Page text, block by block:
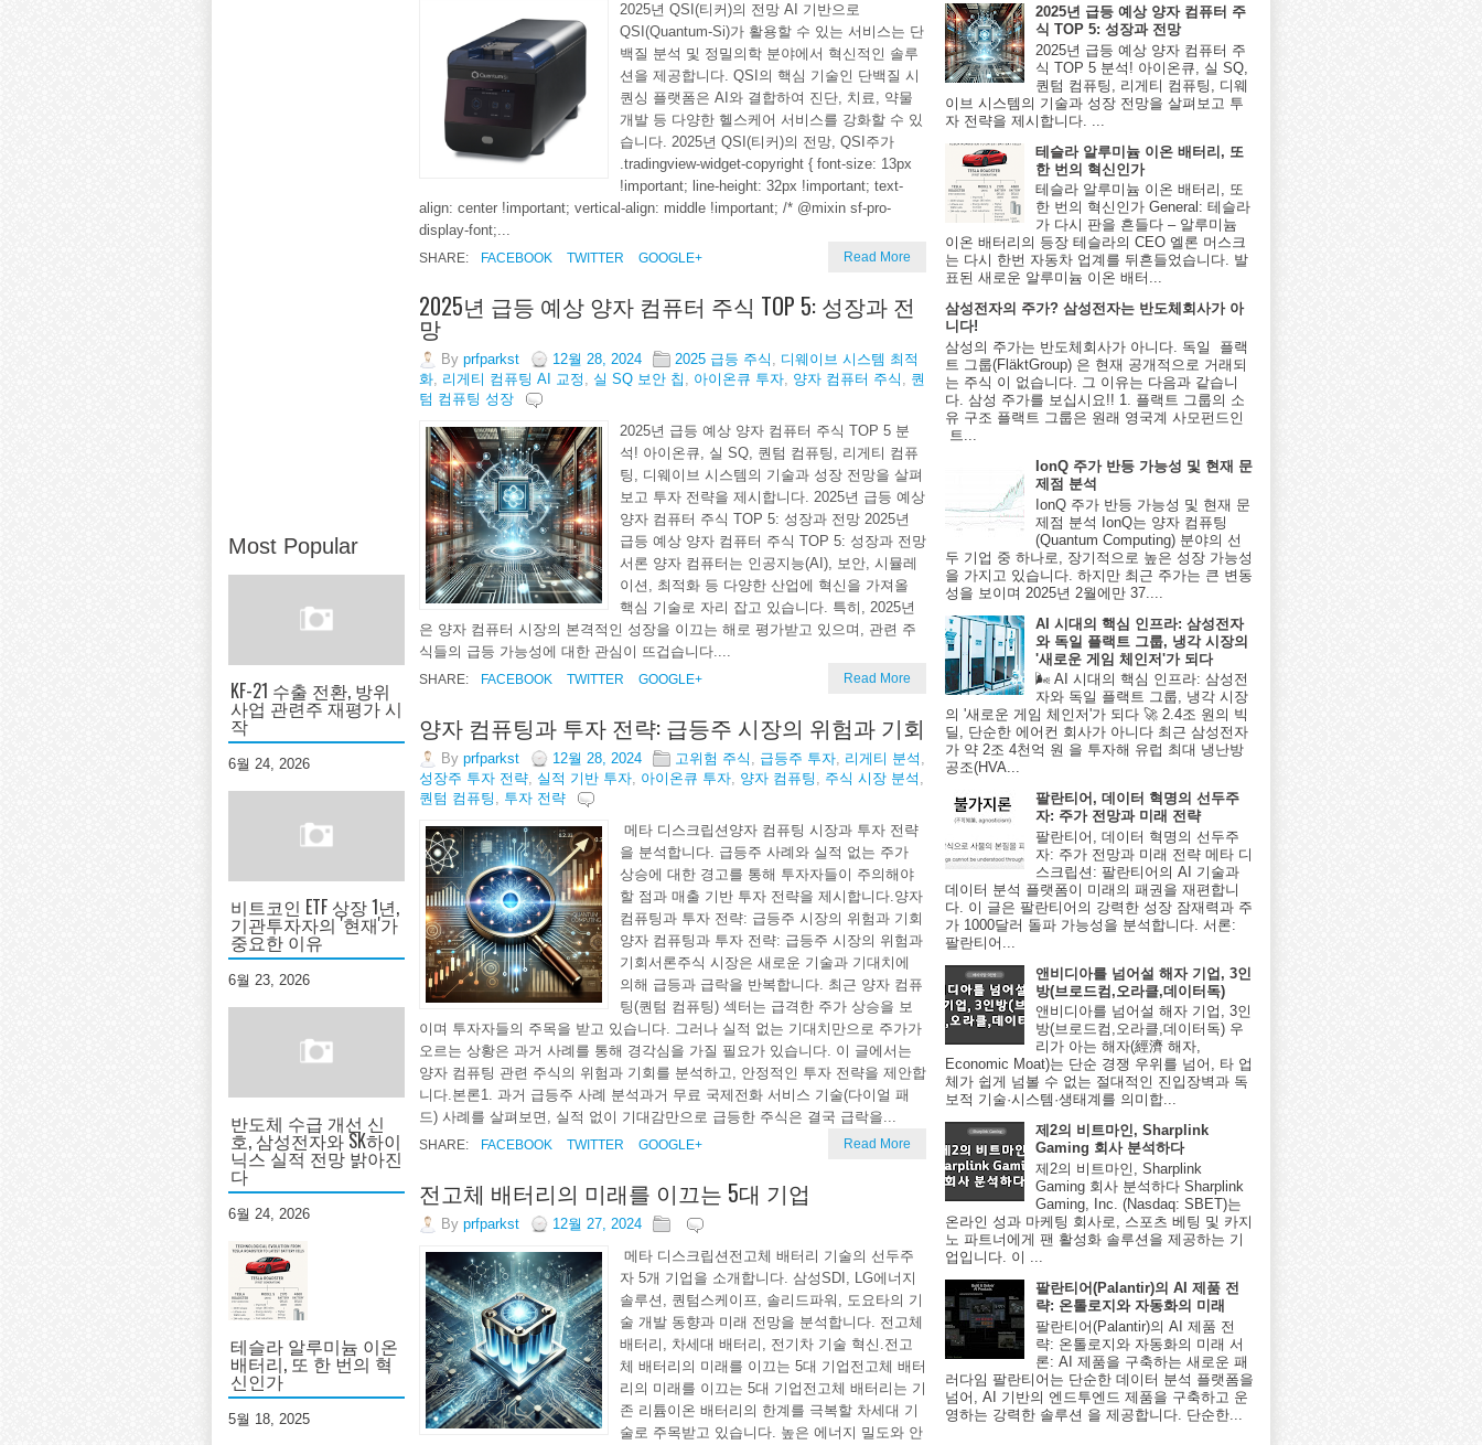
Most Popular
KF-21 수출 전환, 방위
사업 관련주 재평가 시
작
6월 24, 2026
비트코인 ETF 상장 1년,
기관투자자의 '현재'가
중요한 이유
6월 23, 2026
반도체 수급 개선 신
호, 삼성전자와 SK하이
닉스 실적 전망 밝아진
다
6월 24, 2026
테슬라 알루미늄 이온
배터리, 또 한 번의 혁
신인가
5월 18, 2025
2025년 QSI(티커)의 전망 AI 기반으로
QSI(Quantum-Si)가 활용할 수 있는 서비스는 단
백질 분석 및 정밀의학 분야에서 혁신적인 솔루
션을 제공합니다. QSI의 핵심 기술인 단백질 시
퀀싱 플랫폼은 AI와 결합하여 진단, 치료, 약물
개발 등 다양한 헬스케어 서비스를 강화할 수 있
습니다. 2025년 QSI(티커)의 전망, QSI주가
.tradingview-widget-copyright { font-size: 13px
!important; line-height: 32px !important; text-
align: center !important; vertical-align: middle !important; /* @mixin sf-pro-
display-font;...
SHARE: FACEBOOK TWITTER GOOGLE+ Read More
2025년 급등 예상 양자 컴퓨터 주식 TOP 5: 성장과 전
망
By prfparkst 12월 28, 2024 2025 급등 주식 , 디웨이브 시스템 최적
화, 리게티 컴퓨팅 AI 교정 , 실 SQ 보안 칩 , 아이온큐 투자, 양자 컴퓨터 주식 , 퀀
텀 컴퓨팅 성장
2025년 급등 예상 양자 컴퓨터 주식 TOP 5 분
석! 아이온큐, 실 SQ, 퀀텀 컴퓨팅, 리게티 컴퓨
팅, 디웨이브 시스템의 기술과 성장 전망을 살펴
보고 투자 전략을 제시합니다. 2025년 급등 예상
양자 컴퓨터 주식 TOP 5: 성장과 전망 2025년
급등 예상 양자 컴퓨터 주식 TOP 5: 성장과 전망
서론 양자 컴퓨터는 인공지능(AI), 보안, 시뮬레
이션, 최적화 등 다양한 산업에 혁신을 가져올
핵심 기술로 자리 잡고 있습니다. 특히, 2025년
은 양자 컴퓨터 시장의 본격적인 성장을 이끄는 해로 평가받고 있으며, 관련 주
식들의 급등 가능성에 대한 관심이 뜨겁습니다....
SHARE: FACEBOOK TWITTER GOOGLE+ Read More
양자 컴퓨팅과 투자 전략: 급등주 시장의 위험과 기회
By prfparkst 12월 28, 2024 고위험 주식 , 급등주 투자, 리게티 분석 ,
성장주 투자 전략, 실적 기반 투자, 아이온큐 투자, 양자 컴퓨팅 , 주식 시장 분석 ,
퀀텀 컴퓨팅 , 투자 전략
메타 디스크립션양자 컴퓨팅 시장과 투자 전략
을 분석합니다. 급등주 사례와 실적 없는 주가
상승에 대한 경고를 통해 투자자들이 주의해야
할 점과 매출 기반 투자 전략을 제시합니다.양자
컴퓨팅과 투자 전략: 급등주 시장의 위험과 기회
양자 컴퓨팅과 투자 전략: 급등주 시장의 위험과
기회서론주식 시장은 새로운 기술과 기대치에
의해 급등과 급락을 반복합니다. 최근 양자 컴퓨
팅(퀀텀 컴퓨팅) 섹터는 급격한 주가 상승을 보
이며 투자자들의 주목을 받고 있습니다. 그러나 실적 없는 기대치만으로 주가가
오르는 상황은 과거 사례를 통해 경각심을 가질 필요가 있습니다. 이 글에서는
양자 컴퓨팅 관련 주식의 위험과 기회를 분석하고, 안정적인 투자 전략을 제안합
니다.본론1. 과거 급등주 사례 분석과거 무료 국제전화 서비스 기술(다이얼 패
드) 사례를 살펴보면, 실적 없이 기대감만으로 급등한 주식은 결국 급락을...
SHARE: FACEBOOK TWITTER GOOGLE+ Read More
전고체 배터리의 미래를 이끄는 5대 기업
By prfparkst
12월 27, 2024
메타 디스크립션전고체 배터리 기술의 선두주
자 5개 기업을 소개합니다. 삼성SDI, LG에너지
솔루션, 퀀텀스케이프, 솔리드파워, 도요타의 기
술 개발 동향과 미래 전망을 분석합니다. 전고체
배터리, 차세대 배터리, 전기차 기술 혁신.전고
체 배터리의 미래를 이끄는 5대 기업전고체 배터
리의 미래를 이끄는 5대 기업전고체 배터리는 기
존 리튬이온 배터리의 한계를 극복할 차세대 기
술로 주목받고 있습니다. 높은 에너지 밀도와 안
2025년 급등 예상 양자 컴퓨터 주
식 TOP 5: 성장과 전망
2025년 급등 예상 양자 컴퓨터 주
식 TOP 5 분석! 아이온큐, 실 SQ,
퀀텀 컴퓨팅, 리게티 컴퓨팅, 디웨
이브 시스템의 기술과 성장 전망을 살펴보고 투
자 전략을 제시합니다. ...
테슬라 알루미늄 이온 배터리, 또
한 번의 혁신인가
테슬라 알루미늄 이온 배터리, 또
한 번의 혁신인가 General: 테슬라
가 다시 판을 흔들다 – 알루미늄
이온 배터리의 등장 테슬라의 CEO 엘론 머스크
는 다시 한번 자동차 업계를 뒤흔들었습니다. 발
표된 새로운 알루미늄 이온 배터...
삼성전자의 주가? 삼성전자는 반도체회사가 아
니다!
삼성의 주가는 반도체회사가 아니다. 독일 플랙
트 그룹(FläktGroup) 은 현재 공개적으로 거래되
는 주식 이 없습니다. 그 이유는 다음과 같습니
다. 삼성 주가를 보십시요!! 1. 플랙트 그룹의 소
유 구조 플랙트 그룹은 원래 영국계 사모펀드인
트...
IonQ 주가 반등 가능성 및 현재 문
제점 분석
IonQ 주가 반등 가능성 및 현재 문
제점 분석 IonQ는 양자 컴퓨팅
(Quantum Computing) 분야의 선
두 기업 중 하나로, 장기적으로 높은 성장 가능성
을 가지고 있습니다. 하지만 최근 주가는 큰 변동
성을 보이며 2025년 2월에만 37....
AI 시대의 핵심 인프라: 삼성전자
와 독일 플랙트 그룹, 냉각 시장의
'새로운 게임 체인저'가 되다
🌬️ AI 시대의 핵심 인프라: 삼성전
자와 독일 플랙트 그룹, 냉각 시장
의 '새로운 게임 체인저'가 되다 🚀 2.4조 원의 빅
딜, 단순한 에어컨 회사가 아니다 최근 삼성전자
가 약 2조 4천억 원 을 투자해 유럽 최대 냉난방
공조(HVA...
팔란티어, 데이터 혁명의 선두주
자: 주가 전망과 미래 전략
팔란티어, 데이터 혁명의 선두주
자: 주가 전망과 미래 전략 메타 디
스크립션: 팔란티어의 AI 기술과
데이터 분석 플랫폼이 미래의 패권을 재편합니
다. 이 글은 팔란티어의 강력한 성장 잠재력과 주
가 1000달러 돌파 가능성을 분석합니다. 서론:
팔란티어...
앤비디아를 넘어설 해자 기업, 3인
방(브로드컴,오라클,데이터독)
앤비디아를 넘어설 해자 기업, 3인
방(브로드컴,오라클,데이터독) 우
리가 아는 해자(經濟 해자,
Economic Moat)는 단순 경쟁 우위를 넘어, 타 업
체가 쉽게 넘볼 수 없는 절대적인 진입장벽과 독
보적 기술·시스템·생태계를 의미합...
제2의 비트마인, Sharplink
Gaming 회사 분석하다
제2의 비트마인, Sharplink
Gaming 회사 분석하다 Sharplink
Gaming, Inc. (Nasdaq: SBET)는
온라인 성과 마케팅 회사로, 스포츠 베팅 및 카지
노 파트너에게 팬 활성화 솔루션을 제공하는 기
업입니다. 이 ...
팔란티어(Palantir)의 AI 제품 전
략: 온톨로지와 자동화의 미래
팔란티어(Palantir)의 AI 제품 전
략: 온톨로지와 자동화의 미래 서
론: AI 제품을 구축하는 새로운 패
러다임 팔란티어는 단순한 데이터 분석 플랫폼을
넘어, AI 기반의 엔드투엔드 제품을 구축하고 운
영하는 강력한 솔루션 을 제공합니다. 단순한...